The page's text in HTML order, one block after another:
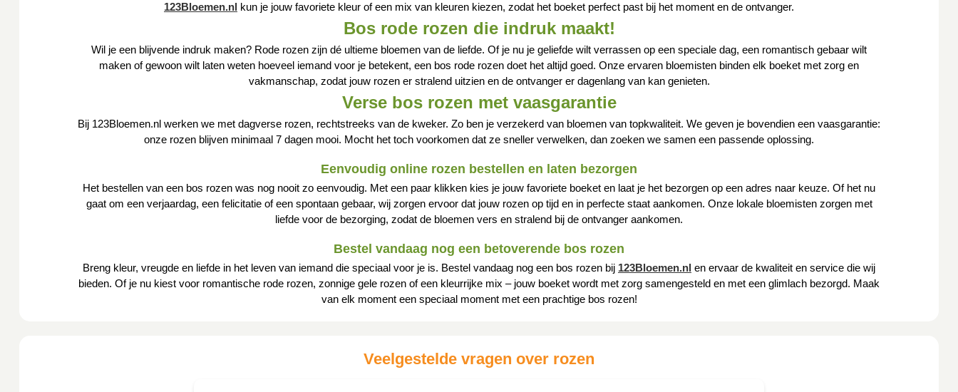
123Bloemen.nl kun je jouw favoriete kleur of een mix van kleuren kiezen, zodat het boeket perfect past bij het moment en de ontvanger.
Bos rode rozen die indruk maakt!
Wil je een blijvende indruk maken? Rode rozen zijn dé ultieme bloemen van de liefde. Of je nu je geliefde wilt verrassen op een speciale dag, een romantisch gebaar wilt
maken of gewoon wilt laten weten hoeveel iemand voor je betekent, een bos rode rozen doet het altijd goed. Onze ervaren bloemisten binden elk boeket met zorg en
vakmanschap, zodat jouw rozen er stralend uitzien en de ontvanger er dagenlang van kan genieten.
Verse bos rozen met vaasgarantie
Bij 123Bloemen.nl werken we met dagverse rozen, rechtstreeks van de kweker. Zo ben je verzekerd van bloemen van topkwaliteit. We geven je bovendien een vaasgarantie:
onze rozen blijven minimaal 7 dagen mooi. Mocht het toch voorkomen dat ze sneller verwelken, dan zoeken we samen een passende oplossing.
Eenvoudig online rozen bestellen en laten bezorgen
Het bestellen van een bos rozen was nog nooit zo eenvoudig. Met een paar klikken kies je jouw favoriete boeket en laat je het bezorgen op een adres naar keuze. Of het nu
gaat om een verjaardag, een felicitatie of een spontaan gebaar, wij zorgen ervoor dat jouw rozen op tijd en in perfecte staat aankomen. Onze lokale bloemisten zorgen met
liefde voor de bezorging, zodat de bloemen vers en stralend bij de ontvanger aankomen.
Bestel vandaag nog een betoverende bos rozen
Breng kleur, vreugde en liefde in het leven van iemand die speciaal voor je is. Bestel vandaag nog een bos rozen bij 123Bloemen.nl en ervaar de kwaliteit en service die wij
bieden. Of je nu kiest voor romantische rode rozen, zonnige gele rozen of een kleurrijke mix – jouw boeket wordt met zorg samengesteld en met een glimlach bezorgd. Maak
van elk moment een speciaal moment met een prachtige bos rozen!
Veelgestelde vragen over rozen